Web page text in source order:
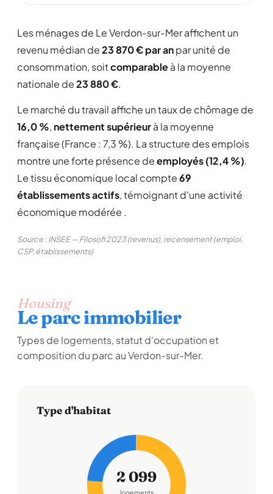
Les ménages de Le Verdon-sur-Mer affichent un
revenu médian de23 870 € par anpar unité de
consommation, soitcomparableà la moyenne
nationale de23 880 €.
Le marché du travail affiche un taux de chômage de
16,0 %, nettement supérieurà la moyenne
française (France : 7,3 %). La structure des emplois
montre une forte présence deemployés (12,4 %).
Le tissu économique local compte69
établissements actifs, témoignant d'une activité
économique modérée .
Source : INSEE — Filosofi 2023 (revenus), recensement (emploi,
CSP, établissements)
Housing
Le parc immobilier
Types de logements, statut d'occupation et
composition du parc au Verdon-sur-Mer.
Type d'habitat
2 099